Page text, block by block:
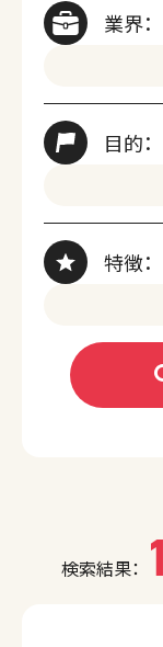
業界：
目的：
特徴：
検索結果：